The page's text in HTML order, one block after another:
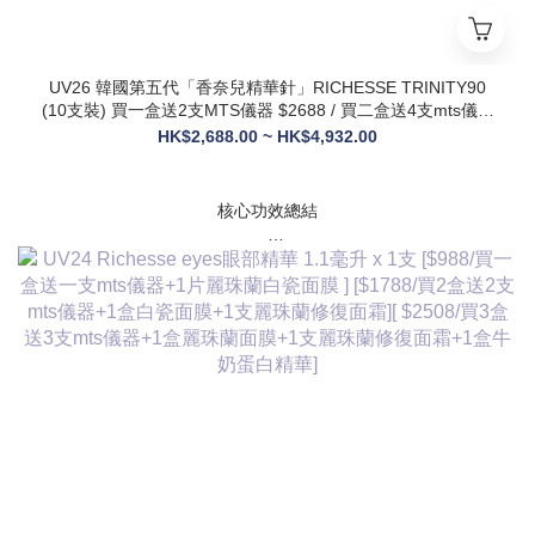
UV26 韓國第五代「香奈兒精華針」RICHESSE TRINITY90
(10支裝) 買一盒送2支MTS儀器 $2688 / 買二盒送4支mts儀器
+1盒麗珠蘭面膜+1支麗珠蘭修復面霜 $3288
HK$2,688.00 ~ HK$4,932.00
核心功效總結
✅ 膠原新生：促進膠原蛋白合成，改善皮膚自然代謝，淡化皺
紋、緊致輪廓
✅ 修護煥膚：改善痤瘡疤痕、色素沈著，修復受損肌膚屏障
✅ 營養供給：為皮膚提供全方位營養，增強彈性與光澤感
✅ 水潤亮白：深層補水鎖水，提亮膚色，讓肌膚通透飽滿
✅ 抗衰維穩：調節皮膚狀態，改善敏感與暗沈，維持健康年輕